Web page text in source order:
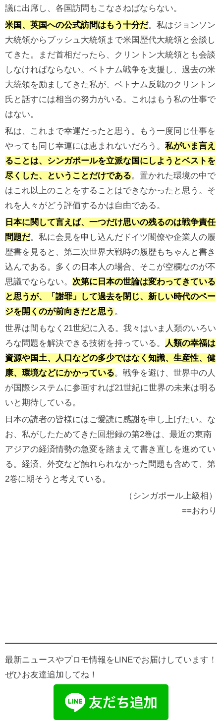
議に出席し、各国訪問もこなさねばならない。
米国、英国への公式訪問はもう十分だ。私はジョンソン
大統領からブッシュ大統領まで米国歴代大統領と会談し
てきた。まだ首相だったら、クリントン大統領とも会談
しなければならない。ベトナム戦争を支援し、過去の米
大統領を励ましてきた私が、ベトナム反戦のクリントン
氏と話すには相当の努力がいる。これはもう私の仕事で
はない。
私は、これまで幸運だったと思う。もう一度同じ仕事を
やっても同じ幸運には恵まれないだろう。 私がいま言え
ることは、シンガポールを立派な国にしようとベストを
尽くした、ということだけである。置かれた環境の中で
はこれ以上のことをすることはできなかったと思う。そ
れを人々がどう評価するかは自由である。
日本に関して言えば、一つだけ思いの残るのは戦争責任
問題だ。私に会見を申し込んだドイツ閣僚や企業人の履
歴書を見ると、第二次世界大戦時の履歴もちゃんと書き
込んである。多くの日本人の場合、そこが空欄なのが不
思議でならない。 次第に日本の世論は変わってきている
と思うが、「謝罪」して過去を閉じ、新しい時代のペー
ジを開くのが前向きだと思う 。
世界は間もなく21世紀に入る。我々はいま人類のいろい
ろな問題を解決できる技術を持っている。
人類の幸福は
資源や国土、人口などの多少ではなく知識、生産性、健
康、環境などにかかっている。戦争を避け、世界中の人
が国際システムに参画すれば21世紀に世界の未来は明る
いと期待している。
日本の読者の皆様にはご愛読に感謝を申し上げたい。な
お、私がしたためてきた回想録の第2巻は、最近の東南
アジアの経済情勢の急変を踏まえて書き直しを進めてい
る。経済、外交など触れられなかった問題も含めて、第
2巻に期そうと考えている。
（シンガポール上級相）
==おわり
最新ニュースやプロモ情報をLINEでお届けしています！
ぜひお友達追加してね！